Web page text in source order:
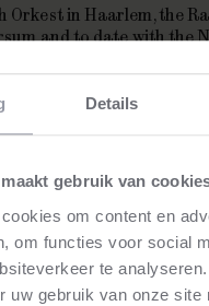
Details
gebruik van
om content en
om functies voor social
te
uw gebruik van onze site
Orkest in Haarlem, the
and to date with the
our latest news